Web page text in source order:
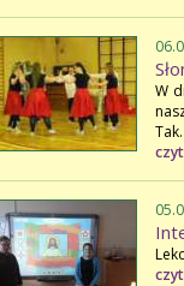
W
Tak.